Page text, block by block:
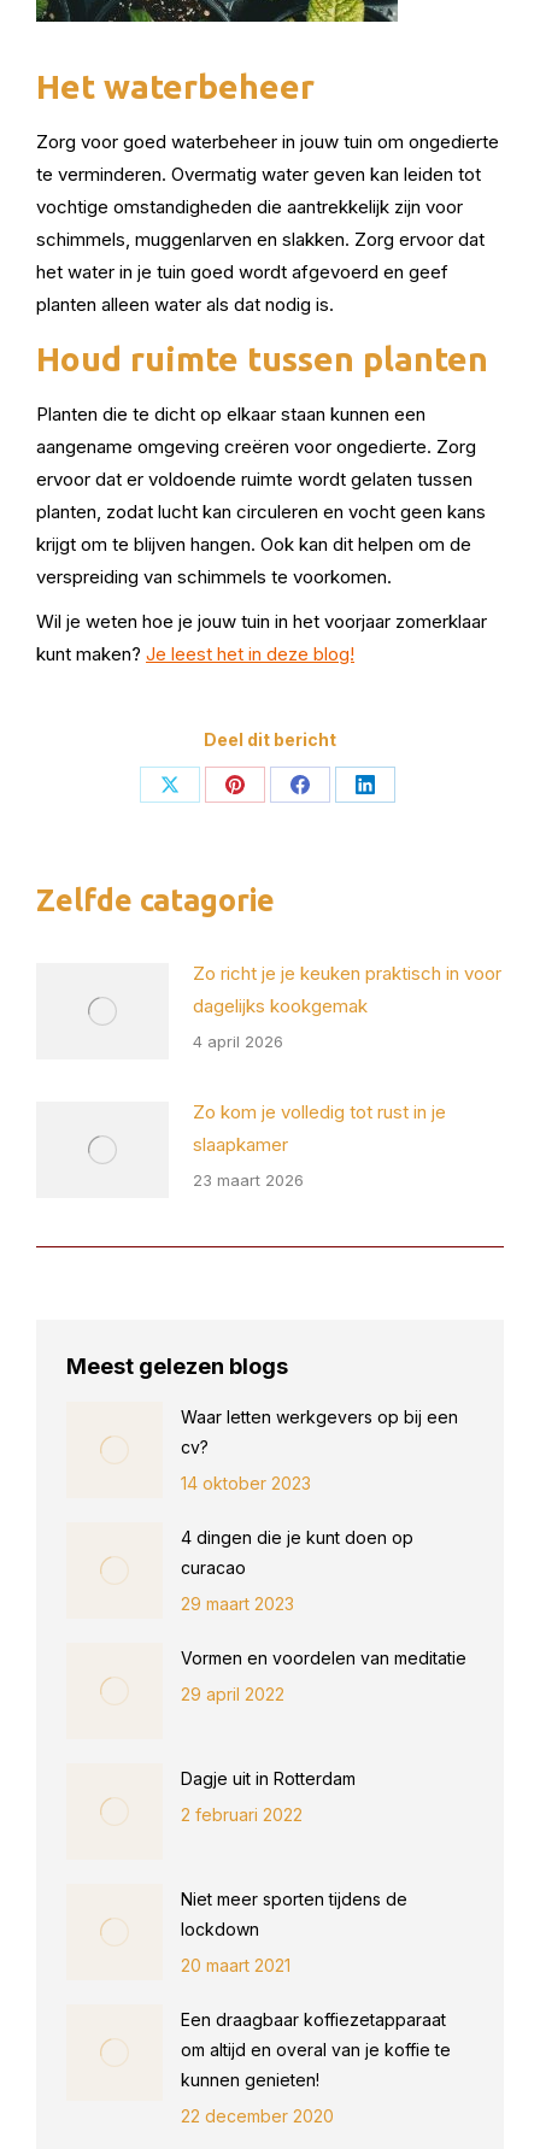
Het waterbeheer
Zorg voor goed waterbeheer in jouw tuin om ongedierte
te verminderen. Overmatig water geven kan leiden tot
vochtige omstandigheden die aantrekkelijk zijn voor
schimmels, muggenlarven en slakken. Zorg ervoor dat
het water in je tuin goed wordt afgevoerd en geef
planten alleen water als dat nodig is.
Houd ruimte tussen planten
Planten die te dicht op elkaar staan kunnen een
aangename omgeving creëren voor ongedierte. Zorg
ervoor dat er voldoende ruimte wordt gelaten tussen
planten, zodat lucht kan circuleren en vocht geen kans
krijgt om te blijven hangen. Ook kan dit helpen om de
verspreiding van schimmels te voorkomen.
Wil je weten hoe je jouw tuin in het voorjaar zomerklaar
kunt maken? Je leest het in deze blog!
Deel dit bericht
Deel
Deel
Deel
Deel
Zelfde catagorie
Zo richt je je keuken praktisch in voor
dagelijks kookgemak
4 april 2026
Zo kom je volledig tot rust in je
slaapkamer
23 maart 2026
Meest gelezen blogs
Waar letten werkgevers op bij een
cv?
14 oktober 2023
4 dingen die je kunt doen op
curacao
29 maart 2023
Vormen en voordelen van meditatie
29 april 2022
Dagje uit in Rotterdam
2 februari 2022
Niet meer sporten tijdens de
lockdown
20 maart 2021
Een draagbaar koffiezetapparaat
om altijd en overal van je koffie te
kunnen genieten!
22 december 2020